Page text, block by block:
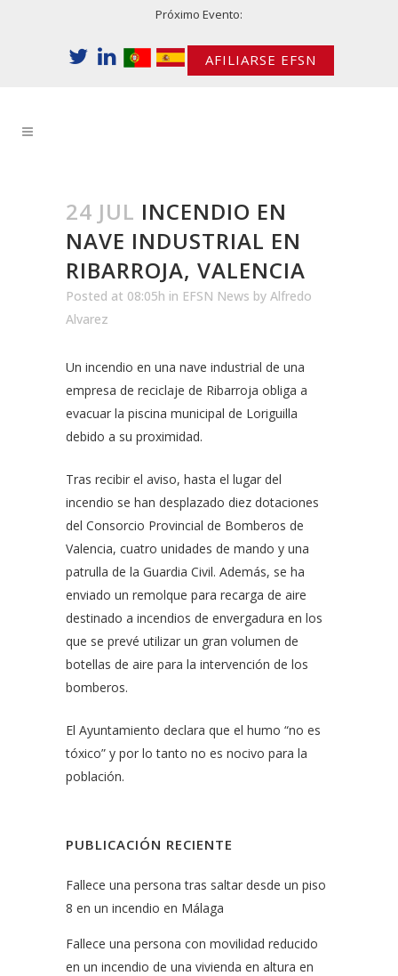
Próximo Evento:
AFILIARSE EFSN
24 JUL INCENDIO EN
NAVE INDUSTRIAL EN
RIBARROJA, VALENCIA
Posted at 08:05h in EFSN News by Alfredo
Alvarez
Un incendio en una nave industrial de una
empresa de reciclaje de Ribarroja obliga a
evacuar la piscina municipal de Loriguilla
debido a su proximidad.
Tras recibir el aviso, hasta el lugar del
incendio se han desplazado diez dotaciones
del Consorcio Provincial de Bomberos de
Valencia, cuatro unidades de mando y una
patrulla de la Guardia Civil. Además, se ha
enviado un remolque para recarga de aire
destinado a incendios de envergadura en los
que se prevé utilizar un gran volumen de
botellas de aire para la intervención de los
bomberos.
El Ayuntamiento declara que el humo “no es
tóxico” y por lo tanto no es nocivo para la
población.
PUBLICACIÓN RECIENTE
Fallece una persona tras saltar desde un piso
8 en un incendio en Málaga
Fallece una persona con movilidad reducido
en un incendio de una vivienda en altura en